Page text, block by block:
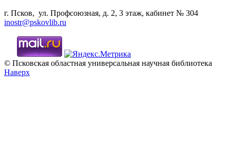
г. Псков, ул. Профсоюзная, д. 2, 3 этаж, кабинет № 304
inostr@pskovlib.ru
© Псковская областная универсальная научная библиотека
Наверх